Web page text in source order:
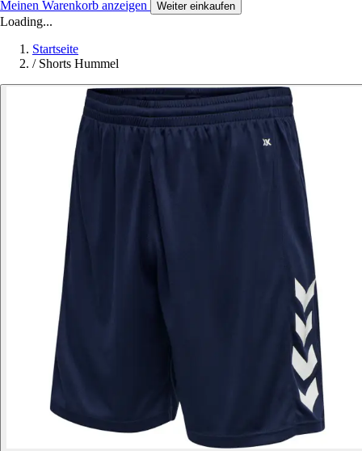
Meinen Warenkorb anzeigen Weiter einkaufen
Loading...
Startseite
/ Shorts Hummel